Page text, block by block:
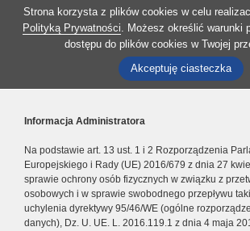
Strona korzysta z plików cookies w celu
Polityką Prywatności. Możesz określić warunki
dostępu do plików cookies w Twojej
Akceptuję ciasteczka
Informacja Administratora
Na podstawie art. 13 ust. 1 i 2 Rozporządzenia
Europejskiego i Rady (UE) 2016/679 z dnia 27
sprawie ochrony osób fizycznych w związku z
osobowych i w sprawie swobodnego przepływu
uchylenia dyrektywy 95/46/WE (ogólne
danych), Dz. U. UE. L. 2016.119.1 z dnia 4 maja